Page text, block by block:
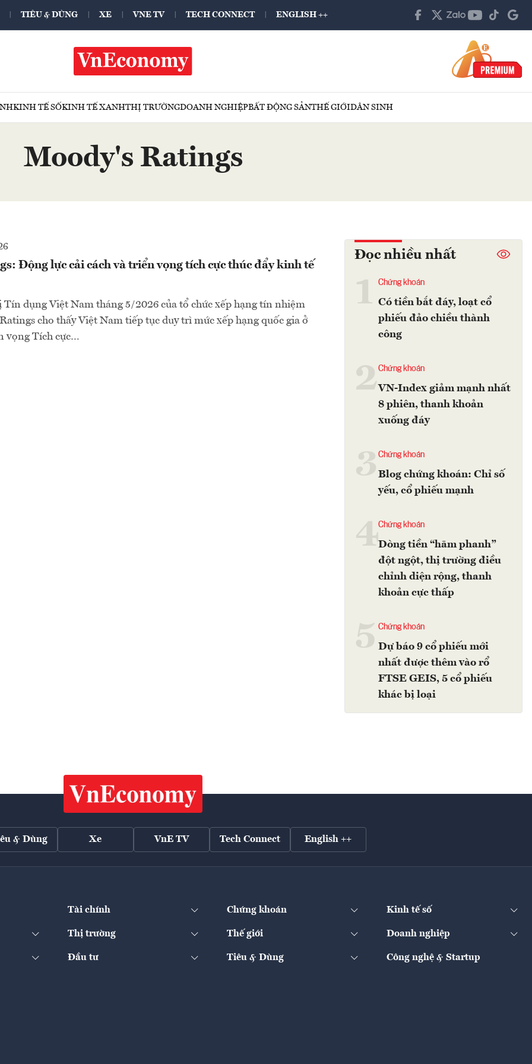
TIÊU & DÙNG XE VNE TV TECH CONNECT ENGLISH ++
KINH TẾ SỐKINH TẾ XANHTHỊ TRƯỜNGDOANH NGHIỆPBẤT ĐỘNG SẢNTHẾ GIỚIDÂN SINH
Moody's Ratings
Động lực cải cách và triển vọng tích cực thúc đẩy kinh tế
Tín dụng Việt Nam tháng 5/2026 của tổ chức xếp hạng tín nhiệm
cho thấy Việt Nam tiếp tục duy trì mức xếp hạng quốc gia ở
vọng Tích cực…
Đọc nhiều nhất
Chứng khoán
Có tiền bắt đáy, loạt cổ
phiếu đảo chiều thành
công
2Chứng khoán
VN-Index giảm mạnh nhất
8 phiên, thanh khoản
xuống đáy
Chứng khoán
Blog chứng khoán: Chỉ số
yếu, cổ phiếu mạnh
4Chứng khoán
Dòng tiền “hãm phanh”
đột ngột, thị trường điều
chỉnh diện rộng, thanh
khoản cực thấp
Chứng khoán
Dự báo 9 cổ phiếu mới
nhất được thêm vào rổ
FTSE GEIS, 5 cổ phiếu
khác bị loại
& Dùng Xe VnE TV Tech Connect English ++
Tài chính Chứng khoán Kinh tế số
Thị trường Thế giới Doanh nghiệp
Đầu tư Tiêu & Dùng Công nghệ & Startup